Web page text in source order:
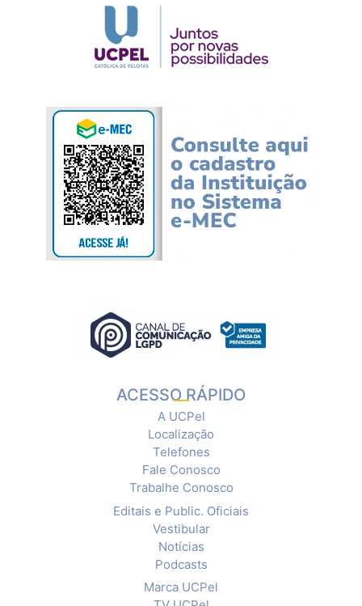
ACESSO RÁPIDO
A UCPel
Localização
Telefones
Fale Conosco
Trabalhe Conosco
Editais e Public. Oficiais
Vestibular
Notícias
Podcasts
Marca UCPel